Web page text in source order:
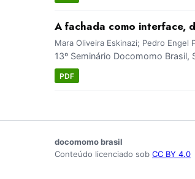
A fachada como interface,
Mara Oliveira Eskinazi; Pedro Engel
13º Seminário Docomomo Brasil,
PDF
docomomo brasil
Conteúdo licenciado sob CC BY 4.0